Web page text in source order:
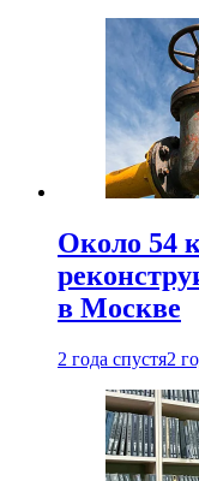
Около 54
в Москве
2 года спустя2